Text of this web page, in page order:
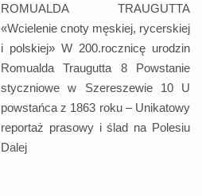
ROMUALDA TRAUGUTTA
«Wcielenie cnoty męskiej, rycerskiej
i polskiej» W 200.rocznicę urodzin
Romualda Traugutta 8 Powstanie
styczniowe w Szereszewie 10 U
powstańca z 1863 roku – Unikatowy
reportaż prasowy i ślad na Polesiu
Dalej